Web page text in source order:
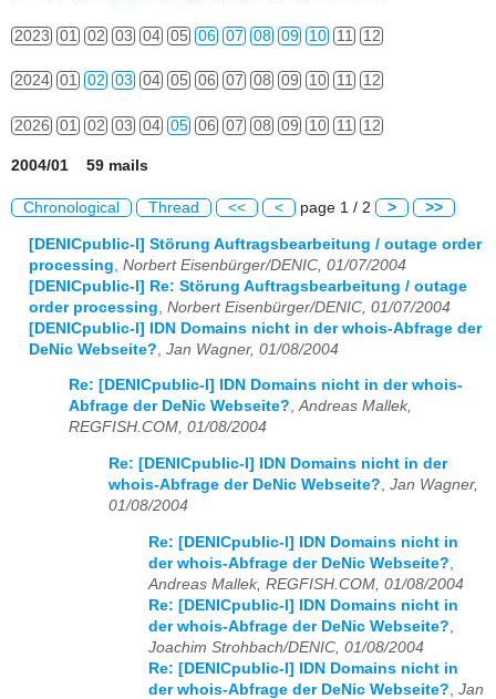
2023 01 02 03 04 05 06 07 08 09 10 11 12
2024 01 02 03 04 05 06 07 08 09 10 11 12
2026 01 02 03 04 05 06 07 08 09 10 11 12
2004/01 59 mails
Chronological Thread << < page 1 / 2 > >>
[DENICpublic-l] Störung Auftragsbearbeitung / outage order
processing Norbert Eisenbürger/DENIC, 01/07/2004
[DENICpublic-l] Re: Störung Auftragsbearbeitung / outage
order processing Norbert Eisenbürger/DENIC, 01/07/2004
[DENICpublic-l] IDN Domains nicht in der whois-Abfrage der
DeNic Webseite? Jan Wagner, 01/08/2004
Re: [DENICpublic-l] IDN Domains nicht in der whois-
Abfrage der DeNic Webseite?,Andreas Mallek,
REGFISH.COM, 01/08/2004
Re: [DENICpublic-l] IDN Domains nicht in der
whois-Abfrage der DeNic Webseite?, Jan Wagner,
01/08/2004
Re: [DENICpublic-l] IDN Domains nicht in
der whois-Abfrage der DeNic Webseite?
Andreas Mallek, REGFISH.COM, 01/08/2004
Re: [DENICpublic-l] IDN Domains nicht in
der whois-Abfrage der DeNic Webseite?
Joachim Strohbach/DENIC, 01/08/2004
Re: [DENICpublic-l] IDN Domains nicht in
der whois-Abfrage der DeNic Webseite? Jan